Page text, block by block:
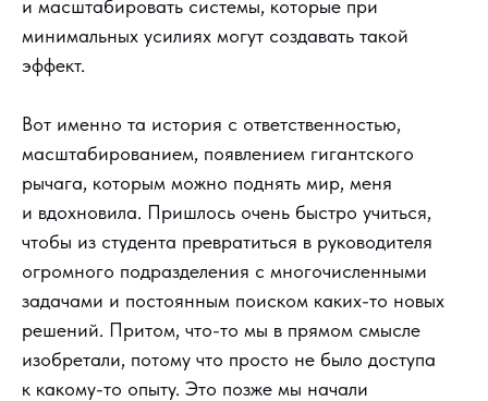
и масштабировать системы, которые при
минимальных усилиях могут создавать такой
эффект.
Вот именно та история с ответственностью,
масштабированием, появлением гигантского
рычага, которым можно поднять мир, меня
и вдохновила. Пришлось очень быстро учиться,
чтобы из студента превратиться в руководителя
огромного подразделения с многочисленными
задачами и постоянным поиском каких-то новых
решений. Притом, что-то мы в прямом смысле
изобретали, потому что просто не было доступа
к какому-то опыту. Это позже мы начали